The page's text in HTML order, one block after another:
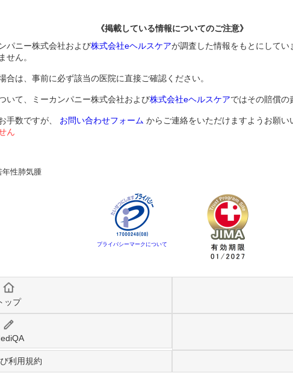
《掲載している情報についてのご注意》
パニー株式会社および株式会社eヘルスケアが調査した情報をもとにして
せん。
合は、事前に必ず該当の医院に直接ご確認ください。
いて、ミーカンパニー株式会社および株式会社eヘルスケアではその賠償の
手数ですが、 お問い合わせフォーム からご連絡をいただけますようお願い
ん
年性肺気腫
プライバシーマークについて
ップ
利用規約